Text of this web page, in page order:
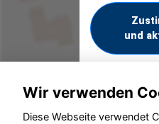
und
Wir verwenden
Diese Webseite verwendet